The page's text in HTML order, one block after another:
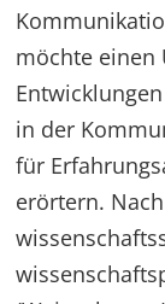
möchte einen
in der
für
erörtern.